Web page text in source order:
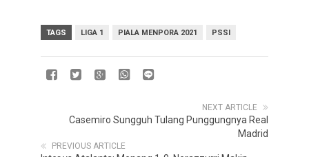
TAGS LIGA 1 PIALA MENPORA 2021 PSSI
NEXT ARTICLE
Casemiro Sungguh Tulang Punggungnya Real
Madrid
PREVIOUS ARTICLE